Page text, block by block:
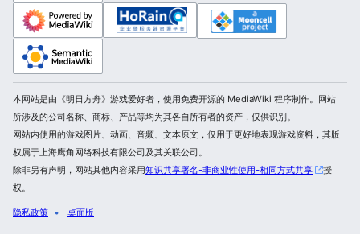
本网站是由《明日方舟》游戏爱好者，使用免费开源的 MediaWiki 程序制作。网站
所涉及的公司名称、商标、产品等均为其各自所有者的资产，仅供识别。
网站内使用的游戏图片、动画、音频、文本原文，仅用于更好地表现游戏资料，其版
权属于上海鹰角网络科技有限公司及其关联公司。
除非另有声明，网站其他内容采用知识共享署名-非商业性使用-相同方式共享
授
权。
隐私政策 桌面版